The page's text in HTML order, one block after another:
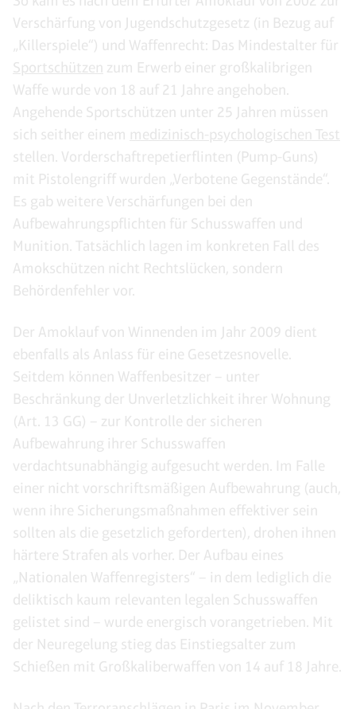
Verschärfung von Jugendschutzgesetz (in Bezug auf
„Killerspiele“) und Waffenrecht: Das Mindestalter für
Sportschützen zum Erwerb einer großkalibrigen
Waffe wurde von 18 auf 21 Jahre angehoben.
Angehende Sportschützen unter 25 Jahren müssen
sich seither einem medizinisch-psychologischen Test
stellen. Vorderschaftrepetierflinten (Pump-Guns)
mit Pistolengriff wurden „Verbotene Gegenstände“.
Es gab weitere Verschärfungen bei den
Aufbewahrungspflichten für Schusswaffen und
Munition. Tatsächlich lagen im konkreten Fall des
Amokschützen nicht Rechtslücken, sondern
Behördenfehler vor.
Der Amoklauf von Winnenden im Jahr 2009 dient
ebenfalls als Anlass für eine Gesetzesnovelle.
Seitdem können Waffenbesitzer – unter
Beschränkung der Unverletzlichkeit ihrer Wohnung
(Art. 13 GG) – zur Kontrolle der sicheren
Aufbewahrung ihrer Schusswaffen
verdachtsunabhängig aufgesucht werden. Im Falle
einer nicht vorschriftsmäßigen Aufbewahrung (auch,
wenn ihre Sicherungsmaßnahmen effektiver sein
sollten als die gesetzlich geforderten), drohen ihnen
härtere Strafen als vorher. Der Aufbau eines
„Nationalen Waffenregisters“ – in dem lediglich die
deliktisch kaum relevanten legalen Schusswaffen
gelistet sind – wurde energisch vorangetrieben. Mit
der Neuregelung stieg das Einstiegsalter zum
Schießen mit Großkaliberwaffen von 14 auf 18 Jahre.